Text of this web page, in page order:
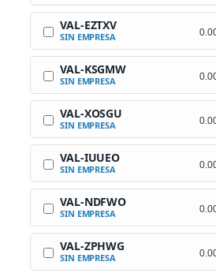
VAL-EZTXV
SIN EMPRESA
VAL-KSGMW
SIN EMPRESA
VAL-XOSGU
SIN EMPRESA
VAL-IUUEO
SIN EMPRESA
VAL-NDFWO
SIN EMPRESA
VAL-ZPHWG
SIN EMPRESA